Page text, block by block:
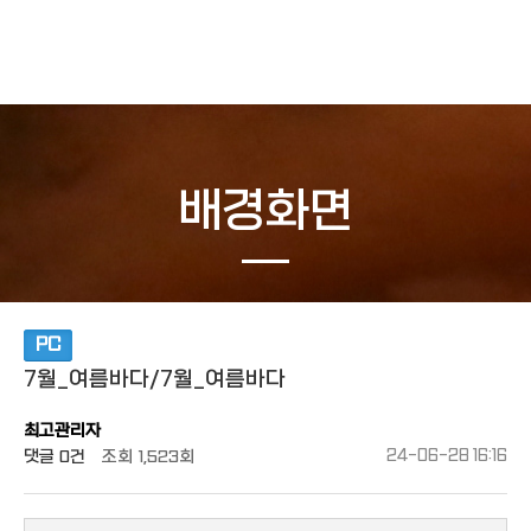
배경화면
PC
7월_여름바다/7월_여름바다
최고관리자
댓글 0건 조회 1,523회 24-06-28 16:16